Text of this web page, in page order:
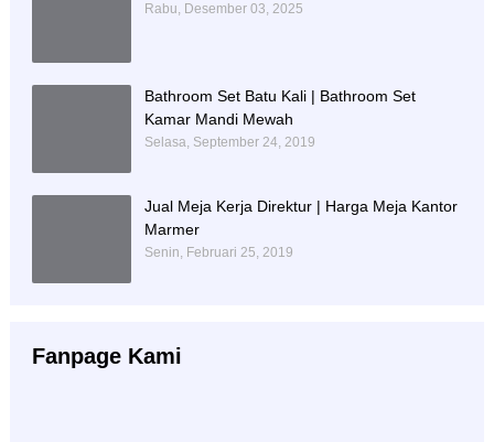
Rabu, Desember 03, 2025
Bathroom Set Batu Kali | Bathroom Set
Kamar Mandi Mewah
Selasa, September 24, 2019
Jual Meja Kerja Direktur | Harga Meja Kantor
Marmer
Senin, Februari 25, 2019
Fanpage Kami